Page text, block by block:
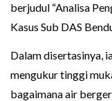
berjudul “Analisa
Kasus Sub DAS
Dalam disertasinya,
mengukur tinggi
bagaimana air